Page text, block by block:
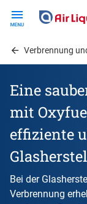
contentVerbrennung
Eine
mit
effiziente
Bei der
Verbrennung